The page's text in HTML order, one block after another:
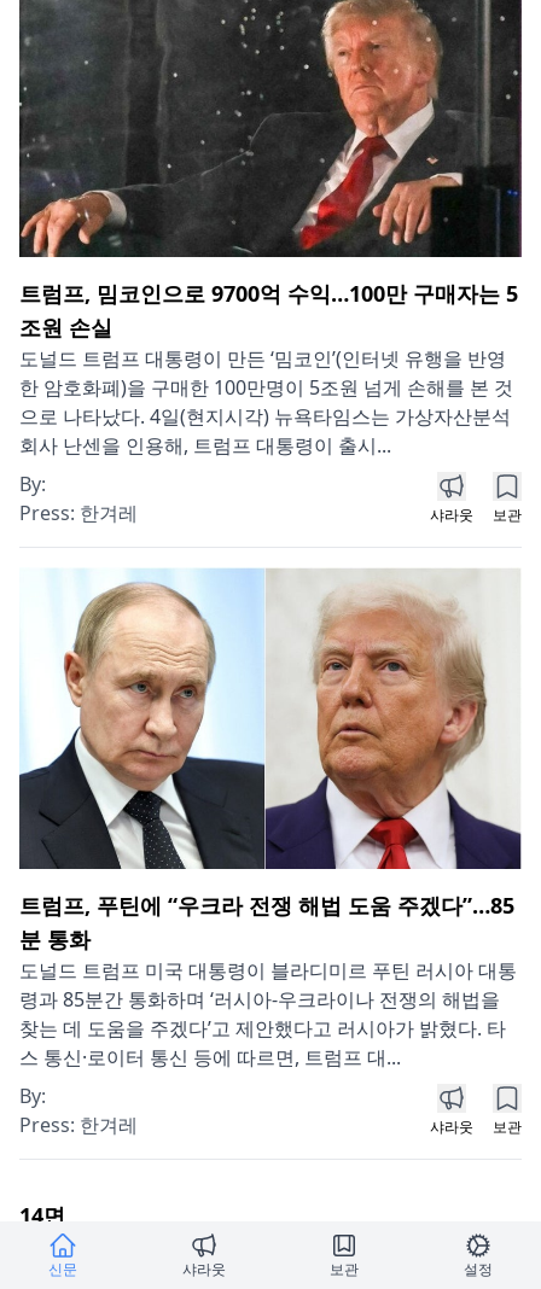
트럼프, 밈코인으로 9700억 수익…100만 구매자는 5
조원 손실
도널드 트럼프 대통령이 만든 ‘밈코인’(인터넷 유행을 반영
한 암호화폐)을 구매한 100만명이 5조원 넘게 손해를 본 것
으로 나타났다. 4일(현지시각) 뉴욕타임스는 가상자산분석
회사 난센을 인용해, 트럼프 대통령이 출시...
By:
Press: 한겨레 샤라웃 보관
트럼프, 푸틴에 “우크라 전쟁 해법 도움 주겠다”…85
분 통화
도널드 트럼프 미국 대통령이 블라디미르 푸틴 러시아 대통
령과 85분간 통화하며 ‘러시아-우크라이나 전쟁의 해법을
찾는 데 도움을 주겠다’고 제안했다고 러시아가 밝혔다. 타
스 통신·로이터 통신 등에 따르면, 트럼프 대...
By:
Press: 한겨레 샤라웃 보관
14면
신문 샤라웃 보관 설정